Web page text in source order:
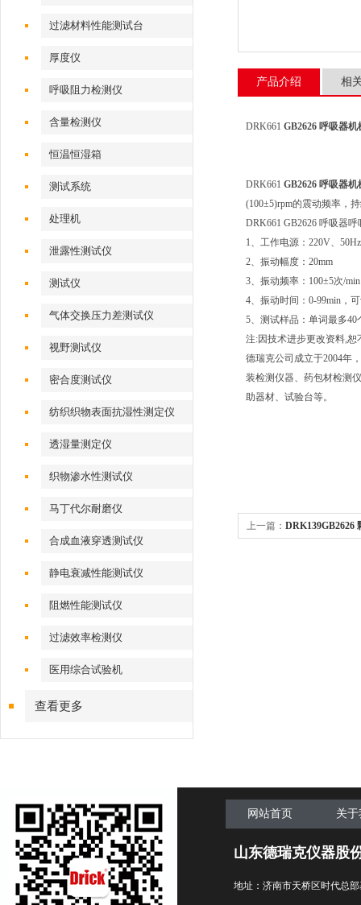
过滤材料性能测试台
厚度仪
呼吸阻力检测仪
含量检测仪
恒温恒湿箱
测试系统
处理机
泄露性测试仪
测试仪
气体交换压力差测试仪
视野测试仪
密合度测试仪
纺织织物表面抗湿性测定仪
透湿量测定仪
织物渗水性测试仪
马丁代尔耐磨仪
合成血液穿透测试仪
静电衰减性能测试仪
阻燃性能测试仪
过滤效率检测仪
医用综合试验机
查看更多
产品介绍 相
DRK661 GB2626 呼吸器
DRK661 GB2626 呼吸器
(100±5)rpm的震动频率，
DRK661 GB2626 呼吸器
1、工作电源：220V、
2、振动幅度：20mm
3、振动频率：100±5次/min
4、振动时间：0-99min，
5、测试样品：单词最多40
注:因技术进步更改资料,
德瑞克公司成立于2004年
装检测仪器、药包材检测
助器材、试验台等。
上一篇： DRK139GB2626
网站首页 关
山东德瑞克仪器股
地址：济南市天桥区时代总